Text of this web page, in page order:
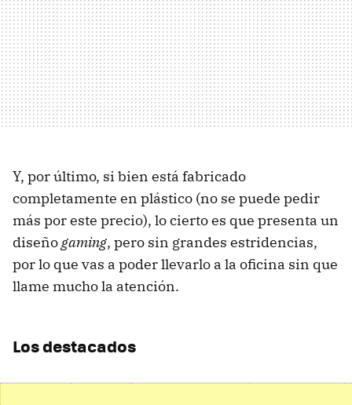
Y, por último, si bien está fabricado
completamente en plástico (no se puede pedir
más por este precio), lo cierto es que presenta un
diseñogaming, pero sin grandes estridencias,
por lo que vas a poder llevarlo a la oficina sin que
llame mucho la atención.
Los destacados